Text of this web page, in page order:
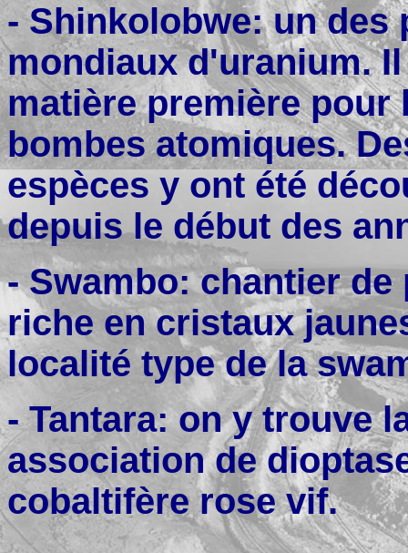
- Shinkolobwe: un des
mondiaux d'uranium.
matière première pour
bombes atomiques.
espèces y ont été
depuis le début des
- Swambo: chantier
riche en cristaux
localité type de la
- Tantara: on y trouve
association de
cobaltifère rose vif.